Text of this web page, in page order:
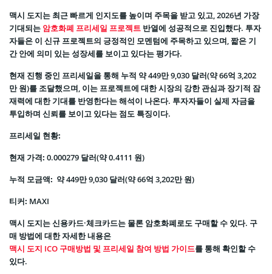
맥시 도지는 최근 빠르게 인지도를 높이며 주목을 받고 있고, 2026년 가장
기대되는 암호화폐 프리세일 프로젝트 반열에 성공적으로 진입했다. 투자
자들은 이 신규 프로젝트의 긍정적인 모멘텀에 주목하고 있으며, 짧은 기
간 안에 의미 있는 성장세를 보이고 있다는 평가다.
현재 진행 중인 프리세일을 통해 누적 약 449만 9,030 달러(약 66억 3,202
만 원)를 조달했으며, 이는 프로젝트에 대한 시장의 강한 관심과 장기적 잠
재력에 대한 기대를 반영한다는 해석이 나온다. 투자자들이 실제 자금을
투입하며 신뢰를 보이고 있다는 점도 특징이다.
프리세일 현황:
현재 가격: 0.000279 달러(약 0.4111 원)
누적 모금액: 약 449만 9,030 달러(약 66억 3,202만 원)
티커: MAXI
맥시 도지는 신용카드·체크카드는 물론 암호화폐로도 구매할 수 있다. 구
매 방법에 대한 자세한 내용은
맥시 도지 ICO 구매방법 및 프리세일 참여 방법 가이드를 통해 확인할 수
있다.